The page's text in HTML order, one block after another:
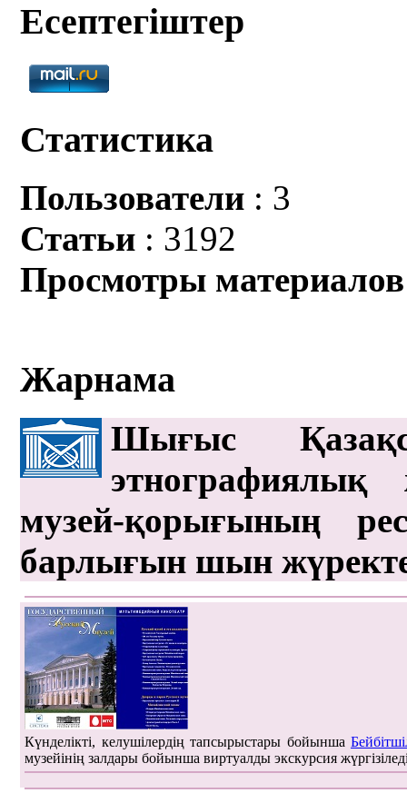
Есептегіштер
Статистика
Пользователи : 3
Статьи : 3192
Просмотры материалов
Жарнама
Шығыс
этнографиялық
музей-қорығының
барлығын шын
Күнделікті, келушілердің тапсырыстары бойынша
музейінің залдары бойынша виртуалды экскурсия